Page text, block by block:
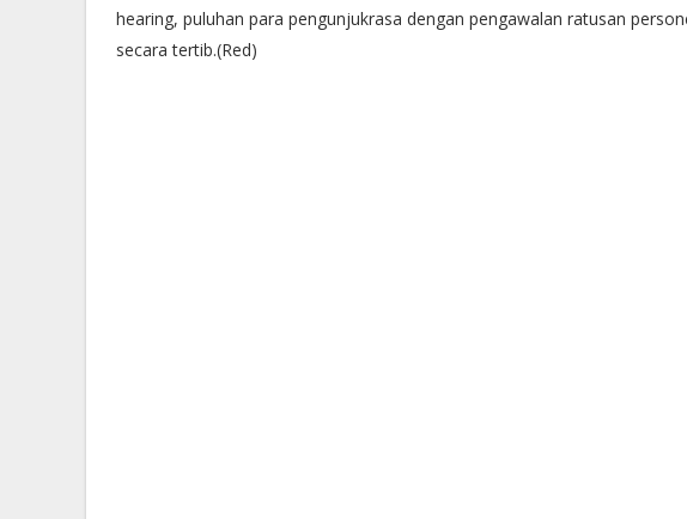
hearing, puluhan para pengunjukrasa dengan pengawalan ratusan
secara tertib.(Red)